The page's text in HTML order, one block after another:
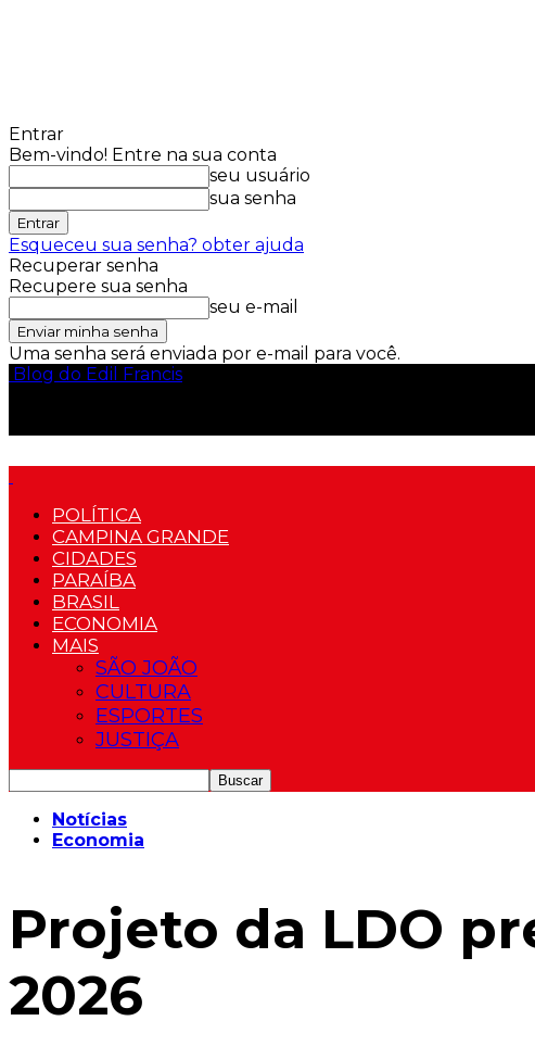
Entrar
Bem-vindo! Entre na sua conta
seu usuário
sua senha
Esqueceu sua senha? obter ajuda
Recuperar senha
Recupere sua senha
seu e-mail
Uma senha será enviada por e-mail para você.
Blog do Edil Francis
POLÍTICA
CAMPINA GRANDE
CIDADES
PARAÍBA
BRASIL
ECONOMIA
MAIS
SÃO JOÃO
CULTURA
ESPORTES
JUSTIÇA
Notícias
Economia
Projeto da LDO
2026